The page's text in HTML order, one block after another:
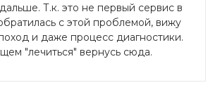
Т.к. это не первый сервис в
с этой проблемой, вижу
и даже процесс диагностики.
"лечиться" вернусь сюда.